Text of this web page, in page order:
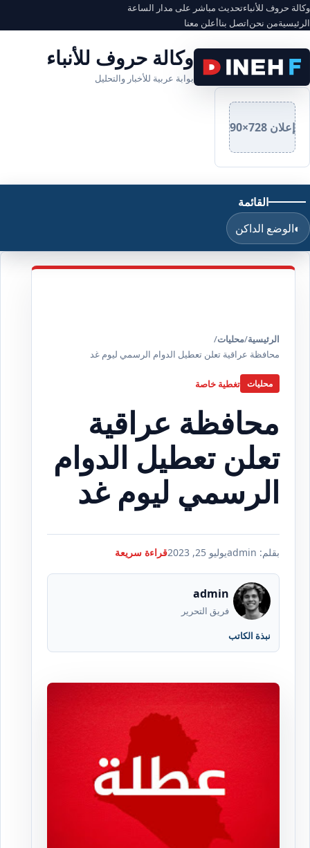
وكالة حروف للأنباءتحديث مباشر على مدار الساعة
الرئيسيةمن نحناتصل بناأعلن معنا
وكالة حروف للأنباء
بوابة عربية للأخبار والتحليل
إعلان 728×90
القائمة
◐الوضع الداكن
الرئيسية/محليات/
محافظة عراقية تعلن تعطيل الدوام الرسمي ليوم غد
محليات تغطية خاصة
محافظة عراقية
تعلن تعطيل الدوام
الرسمي ليوم غد
بقلم: admin يوليو 25, 2023 قراءة سريعة
admin
فريق التحرير
نبذة الكاتب